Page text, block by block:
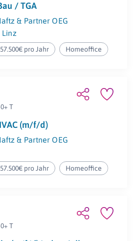
/ TGA
& Partner OEG
Linz
pro Jahr Homeoffice
T
(m/f/d)
& Partner OEG
pro Jahr Homeoffice
T